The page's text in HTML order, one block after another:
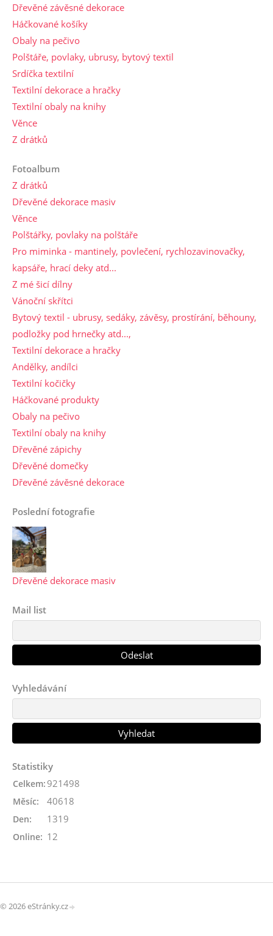
Dřevěné závěsné dekorace
Háčkované košíky
Obaly na pečivo
Polštáře, povlaky, ubrusy, bytový textil
Srdíčka textilní
Textilní dekorace a hračky
Textilní obaly na knihy
Věnce
Z drátků
Fotoalbum
Z drátků
Dřevěné dekorace masiv
Věnce
Polštářky, povlaky na polštáře
Pro miminka - mantinely, povlečení, rychlozavinovačky,
kapsáře, hrací deky atd...
Z mé šicí dílny
Vánoční skřítci
Bytový textil - ubrusy, sedáky, závěsy, prostírání, běhouny,
podložky pod hrnečky atd...,
Textilní dekorace a hračky
Andělky, andílci
Textilní kočičky
Háčkované produkty
Obaly na pečivo
Textilní obaly na knihy
Dřevěné zápichy
Dřevěné domečky
Dřevěné závěsné dekorace
Poslední fotografie
Dřevěné dekorace masiv
Mail list
Vyhledávání
Statistiky
Online: 12
Celkem: 921498
Měsíc: 40618
Den: 1319
© 2026 eStránky.cz